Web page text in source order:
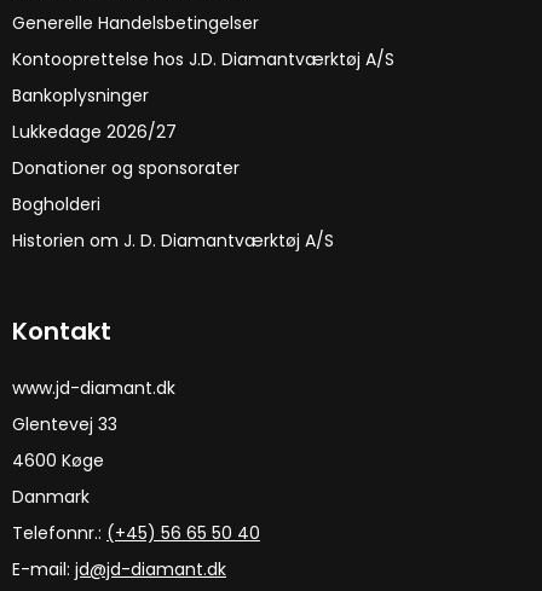
Generelle Handelsbetingelser
Kontooprettelse hos J.D. Diamantværktøj A/S
Bankoplysninger
Lukkedage 2026/27
Donationer og sponsorater
Bogholderi
Historien om J. D. Diamantværktøj A/S
Kontakt
www.jd-diamant.dk
Glentevej 33
4600 Køge
Danmark
Telefonnr.: (+45) 56 65 50 40
E-mail: jd@jd-diamant.dk